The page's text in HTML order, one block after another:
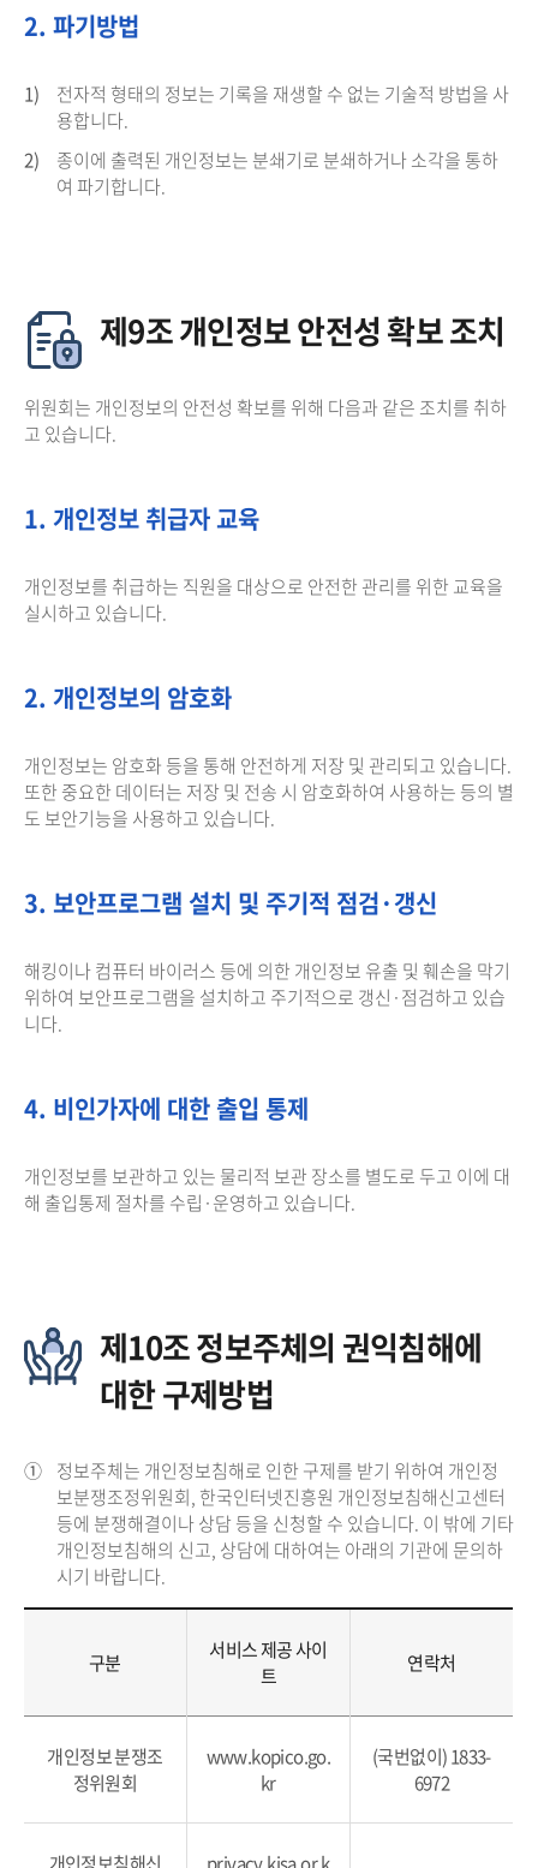
2. 파기방법
1)
전자적 형태의 정보는 기록을 재생할 수 없는 기술적 방법을 사
용합니다.
2)
종이에 출력된 개인정보는 분쇄기로 분쇄하거나 소각을 통하
여 파기합니다.
제9조 개인정보 안전성 확보 조치
위원회는 개인정보의 안전성 확보를 위해 다음과 같은 조치를 취하
고 있습니다.
1. 개인정보 취급자 교육
개인정보를 취급하는 직원을 대상으로 안전한 관리를 위한 교육을
실시하고 있습니다.
2. 개인정보의 암호화
개인정보는 암호화 등을 통해 안전하게 저장 및 관리되고 있습니다.
또한 중요한 데이터는 저장 및 전송 시 암호화하여 사용하는 등의 별
도 보안기능을 사용하고 있습니다.
3. 보안프로그램 설치 및 주기적 점검·갱신
해킹이나 컴퓨터 바이러스 등에 의한 개인정보 유출 및 훼손을 막기
위하여 보안프로그램을 설치하고 주기적으로 갱신·점검하고 있습
니다.
4. 비인가자에 대한 출입 통제
개인정보를 보관하고 있는 물리적 보관 장소를 별도로 두고 이에 대
해 출입통제 절차를 수립·운영하고 있습니다.
제10조 정보주체의 권익침해에
대한 구제방법
① 정보주체는 개인정보침해로 인한 구제를 받기 위하여 개인정
보분쟁조정위원회, 한국인터넷진흥원 개인정보침해신고센터
등에 분쟁해결이나 상담 등을 신청할 수 있습니다. 이 밖에 기타
개인정보침해의 신고, 상담에 대하여는 아래의 기관에 문의하
시기 바랍니다.
구분
서비스 제공 사이
트
연락처
개인정보 분쟁조
정위원회
www.kopico.go.
kr
(국번없이) 1833-
6972
개인정보침해신 privacy.kisa.or.k